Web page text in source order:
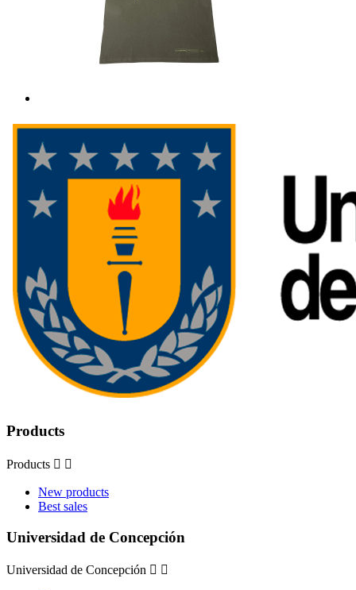
Products
Products  
New products
Best sales
Universidad de Concepción
Universidad de Concepción  